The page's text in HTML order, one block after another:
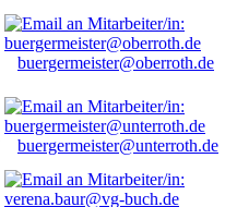
buergermeister@oberroth.de
buergermeister@unterroth.de